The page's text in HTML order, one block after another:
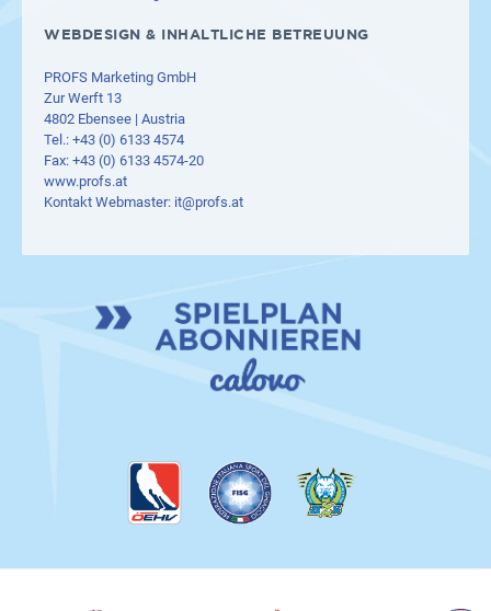
WEBDESIGN & INHALTLICHE BETREUUNG
PROFS Marketing GmbH
Zur Werft 13
4802 Ebensee | Austria
Tel.: +43 (0) 6133 4574
Fax: +43 (0) 6133 4574-20
www.profs.at
Kontakt Webmaster: it@profs.at